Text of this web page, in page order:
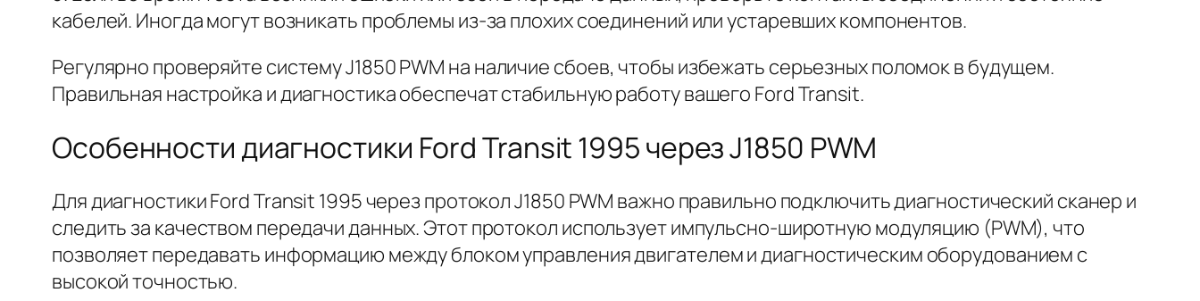
кабелей. Иногда могут возникать проблемы из-за плохих соединений или устаревших компонентов.
Регулярно проверяйте систему J1850 PWM на наличие сбоев, чтобы избежать серьезных поломок в будущем.
Правильная настройка и диагностика обеспечат стабильную работу вашего Ford Transit.
Особенности диагностики Ford Transit 1995 через J1850 PWM
Для диагностики Ford Transit 1995 через протокол J1850 PWM важно правильно подключить диагностический сканер и
следить за качеством передачи данных. Этот протокол использует импульсно-широтную модуляцию (PWM), что
позволяет передавать информацию между блоком управления двигателем и диагностическим оборудованием с
высокой точностью.